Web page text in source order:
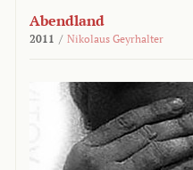
Abendland
2011 / Nikolaus Geyrhalter